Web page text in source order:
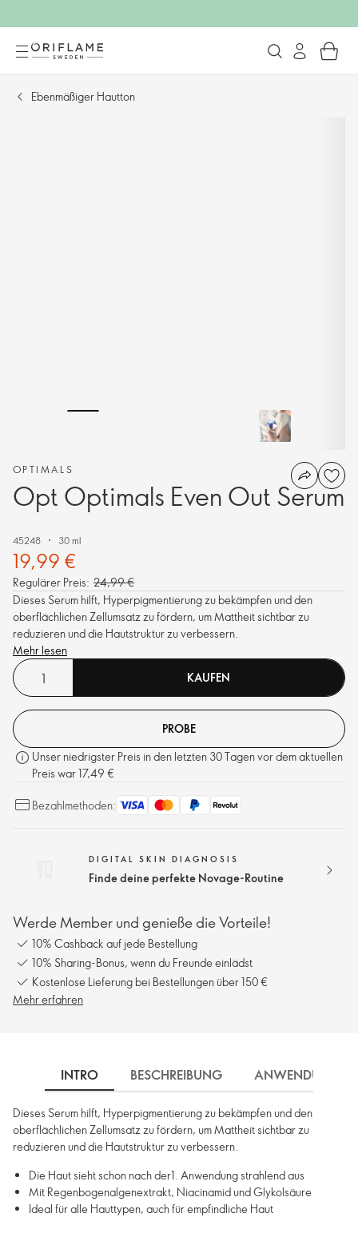
Ebenmäßiger Hautton
OPTIMALS
Opt Optimals Even Out Serum
45248 30 ml
19,99 €
Regulärer Preis: 24,99 €
Dieses Serum hilft, Hyperpigmentierung zu bekämpfen und den
oberflächlichen Zellumsatz zu fördern, um Mattheit sichtbar zu
reduzieren und die Hautstruktur zu verbessern.
Mehr lesen
KAUFEN
PROBE
Unser niedrigster Preis in den letzten 30 Tagen vor dem aktuellen
Preis war 17,49 €
Bezahlmethoden:
DIGITAL SKIN DIAGNOSIS
Finde deine perfekte Novage-Routine
Werde Member und genieße die Vorteile!
10% Cashback auf jede Bestellung
10% Sharing-Bonus, wenn du Freunde einlädst
Kostenlose Lieferung bei Bestellungen über 150 €
Mehr erfahren
INTRO BESCHREIBUNG ANWENDUNG
Dieses Serum hilft, Hyperpigmentierung zu bekämpfen und den
oberflächlichen Zellumsatz zu fördern, um Mattheit sichtbar zu
reduzieren und die Hautstruktur zu verbessern.
Die Haut sieht schon nach der1. Anwendung strahlend aus
Mit Regenbogenalgenextrakt, Niacinamid und Glykolsäure
Ideal für alle Hauttypen, auch für empfindliche Haut